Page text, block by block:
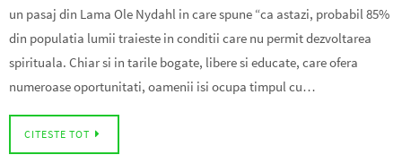
un pasaj din Lama Ole Nydahl in care spune “ca astazi, probabil 85%
din populatia lumii traieste in conditii care nu permit dezvoltarea
spirituala. Chiar si in tarile bogate, libere si educate, care ofera
numeroase oportunitati, oamenii isi ocupa timpul cu…
CITESTE TOT